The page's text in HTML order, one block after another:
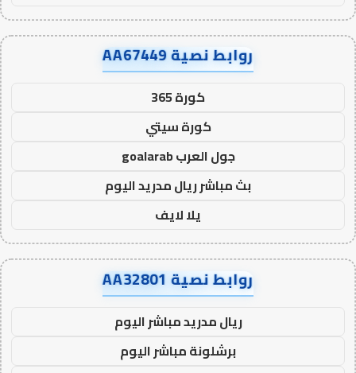
روابط نصية AA67449
كورة 365
كورة سيتي
جول العرب goalarab
بث مباشر ريال مدريد اليوم
يلا لايف
روابط نصية AA32801
ريال مدريد مباشر اليوم
برشلونة مباشر اليوم